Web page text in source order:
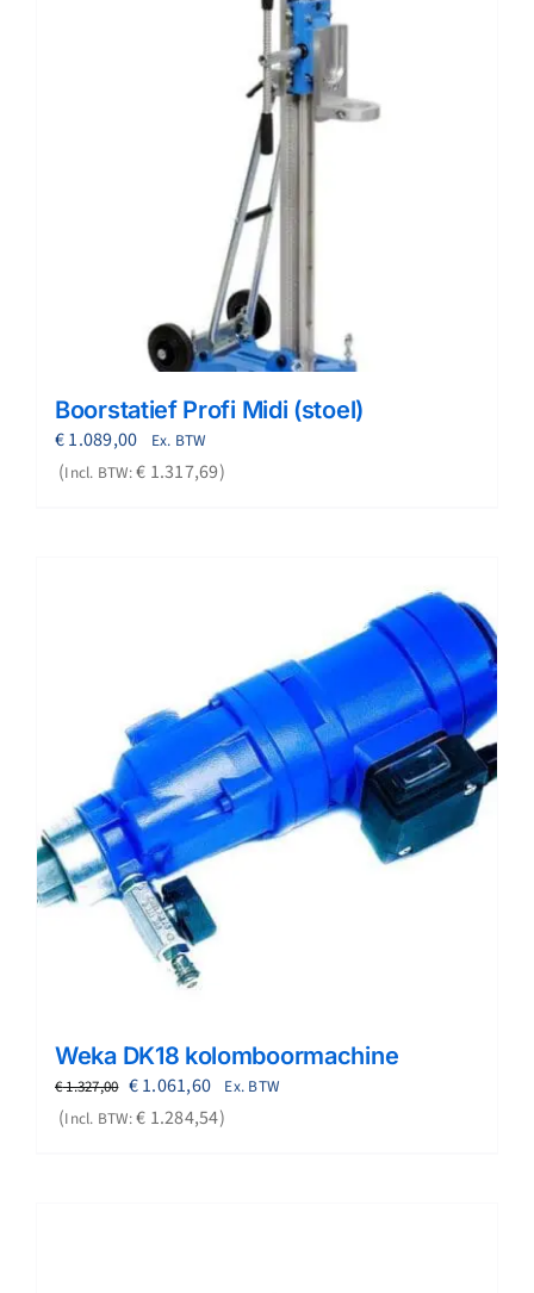
Boorstatief Profi Midi (stoel)
€1.089,00
Ex. BTW
Incl. BTW:€ 1.317,69
Weka DK18 kolomboormachine
€1.327,00 Oorspronkelijke
prijs
€1.061,60Huidige
prijs
Ex. BTW
Incl. BTW:€ 1.284,54